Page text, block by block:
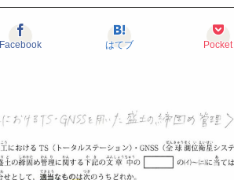
Facebook はてブ Pocket